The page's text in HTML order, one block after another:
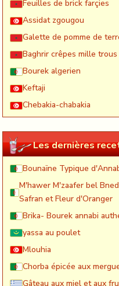
Feuilles de brick farçies
Assidat zgougou
Galette de pomme de
Baghrir crêpes mille trous
Bourek algerien
Keftaji
Chebakia-chabakia
Les dernières
Bounaïne Typique
M'hawer M'zaafer bel
Safran et Fleur d'Oranger
Brika- Bourek annabi
yassa au poulet
Mlouhia
Chorba épicée aux
Gâteau aux miel et aux